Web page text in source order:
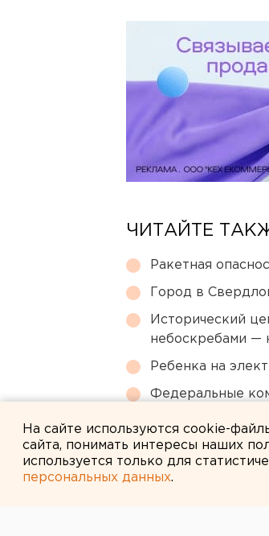
ЧИТАЙТЕ
Ракетная
Город в
Исторический
небоскребами —
Ребенка на
Федеральные
На сайте используются cookie-
сайта, понимать интересы наших
используется только для
персональных данных.